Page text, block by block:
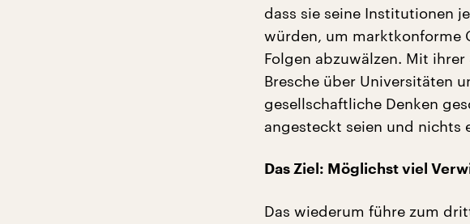
dass sie seine Institutionen
würden, um marktkonforme
Folgen abzuwälzen. Mit
Bresche über Universitäten
gesellschaftliche Denken
angesteckt seien und nichts
Das Ziel: Möglichst viel
Das wiederum führe zum